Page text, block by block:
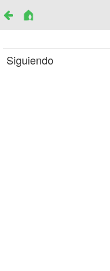
Siguiendo